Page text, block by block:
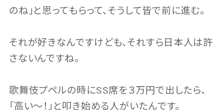
のね」と思ってもらって、そうして皆で前に進む。
それが好きなんですけども、それすら日本人は許
さないんですね。
歌舞伎プペルの時にSS席を３万円で出したら、
「高い〜！」と叩き始める人がいたんです。